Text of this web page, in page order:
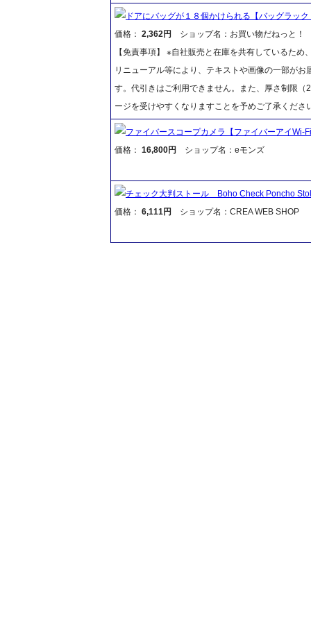
ドアにバッグが１８個かけられる【バッグラッ
価格： 2,362円
ショップ名：お買い物だねっと！
【免責事項】 ※自社販売と在庫を共有しているた
リニューアル等により、テキストや画像の一部が
す。代引きはご利用できません。また、厚さ制限
ージを受けやすくなりますことを予めご了承くださ
ファイバースコープカメラ【ファイバーアイWi-
価格： 16,800円 ショップ名：eモンズ
チェック大判ストール Boho Check Poncho
価格： 6,111円 ショップ名：CREA WEB SHOP